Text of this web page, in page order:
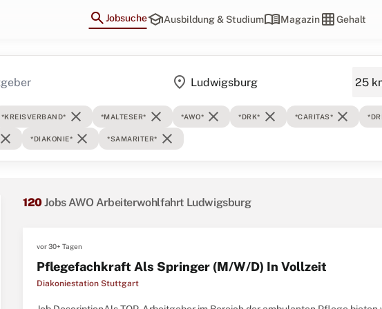
searchJobsucheschoolAusbildung & Studiummenu_bookMagazingrid_onGehalt
location_on
*KREISVERBAND* close *MALTESER* close *AWO* close *DRK* close *CARITAS* close
close *DIAKONIE* close *SAMARITER* close
120Jobs AWO Arbeiterwohlfahrt Ludwigsburg
vor 30+ Tagen
Pflegefachkraft Als Springer (M/W/D) In Vollzeit
Diakoniestation Stuttgart